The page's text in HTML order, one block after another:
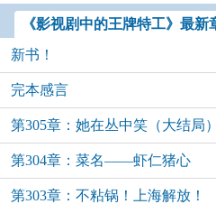
《影视剧中的王牌特工》最新
新书！
完本感言
第305章：她在丛中笑（大结局）
第304章：菜名——虾仁猪心
第303章：不粘锅！上海解放！